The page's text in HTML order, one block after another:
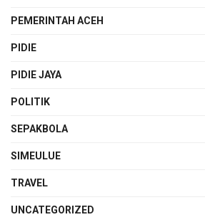
PEMERINTAH ACEH
PIDIE
PIDIE JAYA
POLITIK
SEPAKBOLA
SIMEULUE
TRAVEL
UNCATEGORIZED